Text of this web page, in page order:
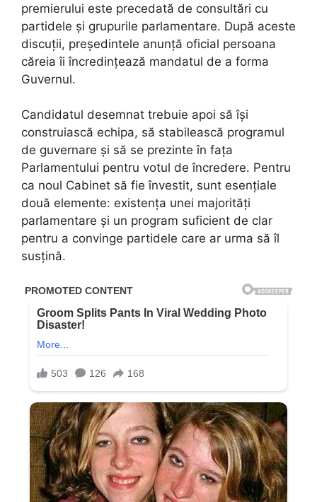
premierului este precedată de consultări cu
partidele și grupurile parlamentare. După aceste
discuții, președintele anunță oficial persoana
căreia îi încredințează mandatul de a forma
Guvernul.
Candidatul desemnat trebuie apoi să își
construiască echipa, să stabilească programul
de guvernare și să se prezinte în fața
Parlamentului pentru votul de încredere. Pentru
ca noul Cabinet să fie învestit, sunt esențiale
două elemente: existența unei majorități
parlamentare și un program suficient de clar
pentru a convinge partidele care ar urma să îl
susțină.